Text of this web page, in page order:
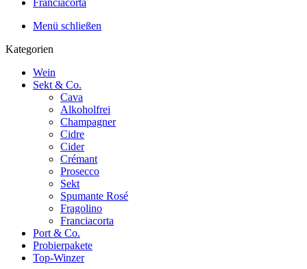
Franciacorta
Menü schließen
Kategorien
Wein
Sekt & Co.
Cava
Alkoholfrei
Champagner
Cidre
Cider
Crémant
Prosecco
Sekt
Spumante Rosé
Fragolino
Franciacorta
Port & Co.
Probierpakete
Top-Winzer